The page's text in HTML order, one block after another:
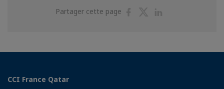
Partager cette page
PartagerPartager
CCI France Qatar